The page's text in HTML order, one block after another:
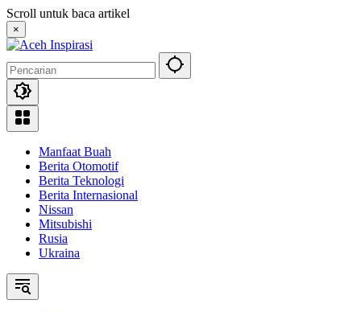
Langsung
ke
konten
Scroll untuk baca artikel
×
Manfaat Buah
Berita Otomotif
Berita Teknologi
Berita Internasional
Nissan
Mitsubishi
Rusia
Ukraina